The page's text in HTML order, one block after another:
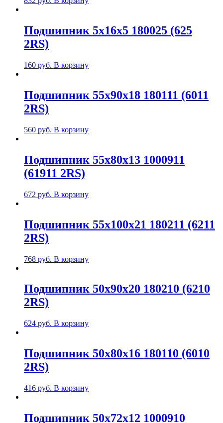
Подшипник 5х16х5 180025 (625
2RS)
160 руб. В корзину
Подшипник 55х90х18 180111 (6011
2RS)
560 руб. В корзину
Подшипник 55х80х13 1000911
(61911 2RS)
672 руб. В корзину
Подшипник 55х100х21 180211 (6211
2RS)
768 руб. В корзину
Подшипник 50х90х20 180210 (6210
2RS)
624 руб. В корзину
Подшипник 50х80х16 180110 (6010
2RS)
416 руб. В корзину
Подшипник 50х72х12 1000910